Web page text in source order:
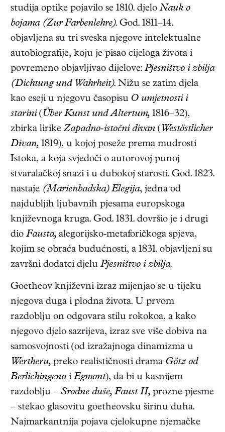
studija optike pojavilo se 1810. djelo Nauk o
bojama (Zur Farbenlehre). God. 1811–14.
objavljena su tri sveska njegove intelektualne
autobiografije, koju je pisao cijeloga života i
povremeno objavljivao dijelove: Pjesništvo i zbilja
(Dichtung und Wahrheit). Nižu se zatim djela
kao eseji u njegovu časopisu O umjetnosti i
starini(Über Kunst und Altertum, 1816–32),
zbirka lirikeZapadno-istočni divan ( Westöstlicher
Divan, 1819), u kojoj poseže prema mudrosti
Istoka, a koja svjedoči o autorovoj punoj
stvaralačkoj snazi i u dubokoj starosti. God. 1823.
nastaje (Marienbadska) Elegija, jedna od
najdubljih ljubavnih pjesama europskoga
književnoga kruga. God. 1831. dovršio je i drugi
dio Fausta, alegorijsko-metaforičkoga spjeva,
kojim se obraća budućnosti, a 1831. objavljeni su
završni dodatci djelu Pjesništvo i zbilja.
Goetheov književni izraz mijenjao se u tijeku
njegova duga i plodna života. U prvom
razdoblju on odgovara stilu rokokoa, a kako
njegovo djelo sazrijeva, izraz sve više dobiva na
samosvojnosti (od izražajnoga dinamizma u
Wertheru, preko realističnosti drama Götz od
Berlichingenai Egmont), da bi u kasnijem
razdoblju – Srodne duše, Faust II, prozne pjesme
– stekao glasovitu goetheovsku širinu duha.
Najmarkantnija pojava cjelokupne njemačke